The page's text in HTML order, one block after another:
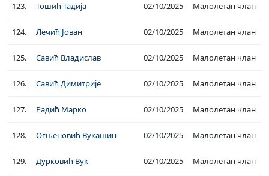
123. Тошић Тадија 02/10/2025 Малолетан члан
124. Лечић Јован 02/10/2025 Малолетан члан
125. Савић Владислав 02/10/2025 Малолетан члан
126. Савић Димитрије 02/10/2025 Малолетан члан
127. Радић Марко 02/10/2025 Малолетан члан
128. Огњеновић Вукашин 02/10/2025 Малолетан члан
129. Дурковић Вук 02/10/2025 Малолетан члан